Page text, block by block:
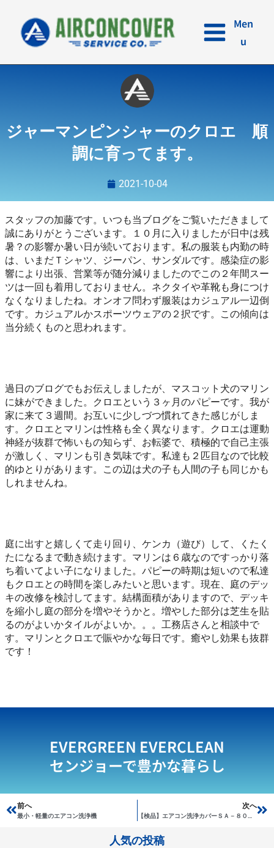
キ
Men
u
ジャーマンピンシャーのクロエ 順
調に育ってます。
2021-10-04
スタッフの加藤です。いつも当ブログをご覧いただきまして
誠にありがとうございます。１０月に入りましたが日中は残
暑？の影響か暑い日が続いております。私の服装も内勤の時
は、いまだＴシャツ、ジーパン、サンダルです。感染症の影
響により出張、営業等が随分減りましたのでこの２年間スー
ツは一回も着用しておりません。ネクタイや革靴も身につけ
なくなりましたね。オンオフ問わず服装はカジュアル一辺倒
です。カジュアルかスポーツウェアの２択です。この傾向は
当分続くものと思われます。
過日のブログでもお伝えしましたが、マスコット犬のマリン
に妹ができました。クロエという３ヶ月のパピーです。我が
家に来て３週間。お互いに少しづつ慣れてきた感じがしま
す。クロエとマリンは性格も全く異なります。クロエは運動
神経が抜群で怖いもの知らず、お転婆で、積極的で自己主張
が激しく、マリンも引き気味です。私達も２匹目なので比較
的ゆとりがあります。この辺は犬の子も人間の子も同じかも
しれませんね。
庭に出すと嬉しくて走り回り、ケンカ（遊び）して、くたく
たになるまで動き続けます。マリンは６歳なのですっかり落
ち着いてよい子になりました。パピーの時期は短いので私達
もクロエとの時間を楽しみたいと思います。現在、庭のデッ
キの改修を検討してます。結構面積がありますので、デッキ
を縮小し庭の部分を増やそうかと。増やした部分は芝生を貼
るのがよいかタイルがよいか。。。工務店さんと相談中で
す。マリンとクロエで賑やかな毎日です。癒やし効果も抜群
です！
EVERGREEN EVERCLEAN
センジョーで豊かな暮らし
Prev
前へ
最小・軽量のエアコン洗浄機
次へ
【検品】エアコン洗浄カバーＳＡ－８０１Ｄ
人気の投稿